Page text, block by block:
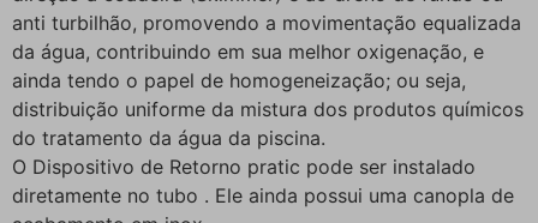
anti turbilhão, promovendo a movimentação equalizada
da água, contribuindo em sua melhor oxigenação, e
ainda tendo o papel de homogeneização; ou seja,
distribuição uniforme da mistura dos produtos químicos
do tratamento da água da piscina.
O Dispositivo de Retorno pratic pode ser instalado
diretamente no tubo . Ele ainda possui uma canopla de